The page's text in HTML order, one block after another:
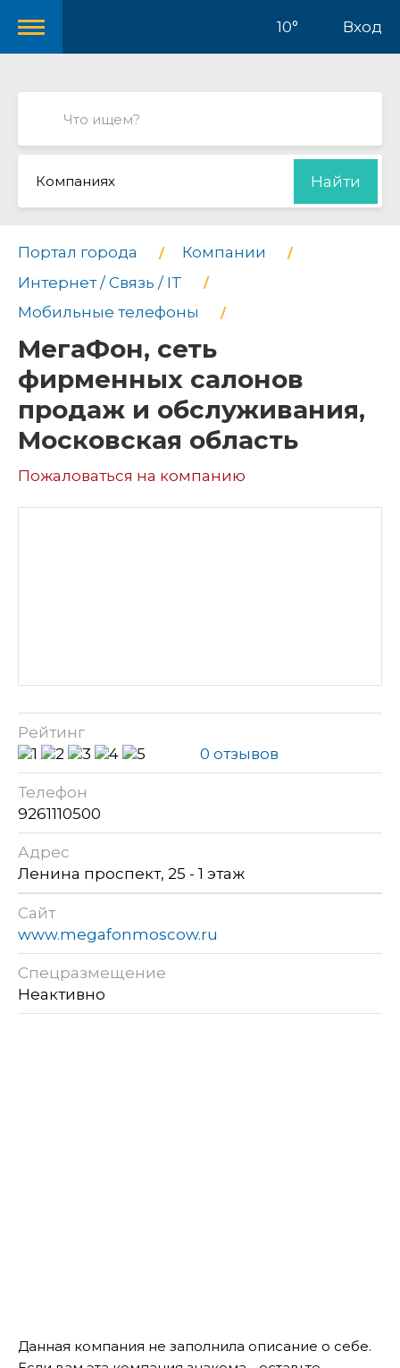
10° Вход
Компаниях Найти
Портал города
Компании
Интернет / Связь / IT
Мобильные телефоны
МегаФон, сеть
фирменных салонов
продаж и обслуживания,
Московская область
Пожаловаться на компанию
Рейтинг
0 отзывов
Телефон
9261110500
Адрес
Ленина проспект, 25 - 1 этаж
Сайт
www.megafonmoscow.ru
Спецразмещение
Неактивно
Данная компания не заполнила описание о себе.